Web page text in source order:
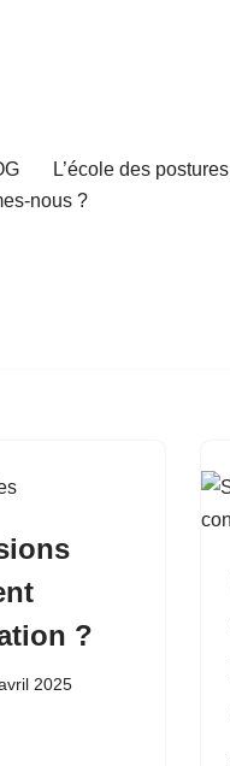
L’école des postures
nous ?
?
2025